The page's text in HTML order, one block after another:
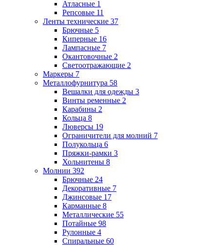
Атласные 1
Репсовые 11
Ленты технические 37
Брючные 5
Киперные 16
Лампасные 7
Окантовочные 2
Светоотражающие 2
Маркеры 7
Металлофурнитура 58
Вешалки для одежды 3
Винты ременные 2
Карабины 2
Кольца 8
Люверсы 19
Ограничители для молний 7
Полукольца 6
Пряжки-рамки 3
Хольнитены 8
Молнии 392
Брючные 24
Декоративные 7
Джинсовые 17
Карманные 8
Металлические 55
Потайные 98
Рулонные 4
Спиральные 60